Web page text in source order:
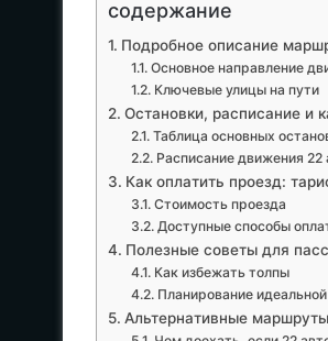
содержание
Подробное описание
Основное направление
Ключевые улицы на пути
Остановки, расписание и
Таблица основных
Расписание движения 22
Как оплатить проезд:
Стоимость проезда
Доступные способы
Полезные советы для
Как избежать толпы
Планирование
Альтернативные